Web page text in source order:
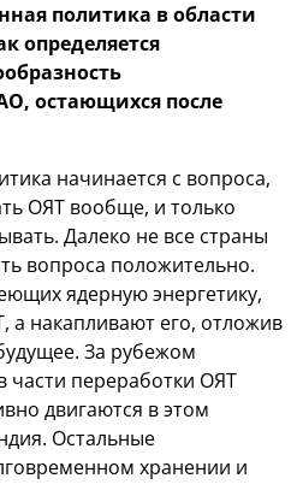
политика в области
определяется
остающихся после
начинается с вопроса,
ОЯТ вообще, и только
Далеко не все страны
вопроса положительно.
ядерную энергетику,
а накапливают его, отложив
За рубежом
части переработки ОЯТ
двигаются в этом
Остальные
хранении и